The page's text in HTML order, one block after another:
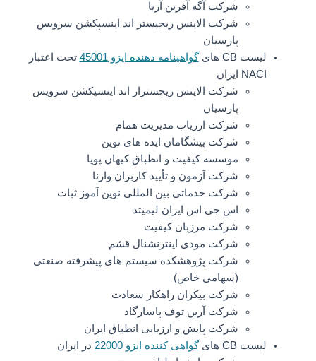
شرکت آگه آفرین آریا
شرکت الاینس ریجیستر اند اینسپکشن سرویس
پارسیان
لیست CB های
گواهینامه دهنده ایزو 45001
تحت اعتبار
NACI ایران
شرکت الاینس ریجسترار اند اینسپکشن سرویس
پارسیان
شرکت ارزیاب مدیریت همام
شرکت پیشگامان ایده های نوین
موسسه کیفیت و انطباق کیهان پویا
شرکت آزمون و تأیید کاربران وارنا
شرکت خدماتی بین المللی نوین آموز ثبات
اس جی اس ایران لیمیتد
شرکت مرزبان کیفیت
شرکت مودی اینترنشنال قشم
شرکت پژوهشکده سیستم های پیشرفته صنعتی
(سهامی خاص)
شرکت بیکران راهکار سعادت
شرکت آرین توف پاسارگاد
شرکت پایش و ارزیابی انطباق ایران
لیست CB های
گواهی کننده ایزو 22000
در ایران